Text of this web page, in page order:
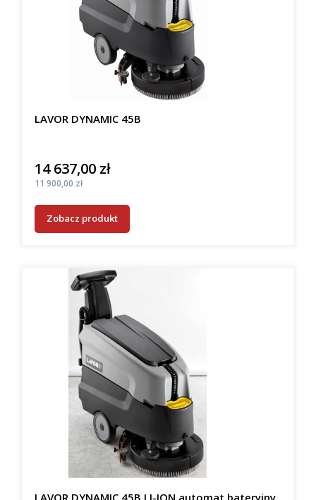
LAVOR DYNAMIC 45B
Cena
14 637,00 zł
Cena
11 900,00 zł
Zobacz produkt
LAVOR DYNAMIC 45B LI-ION automat bateryjny